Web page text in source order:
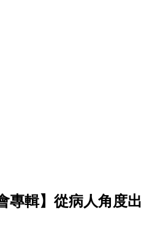
專輯】從病人角